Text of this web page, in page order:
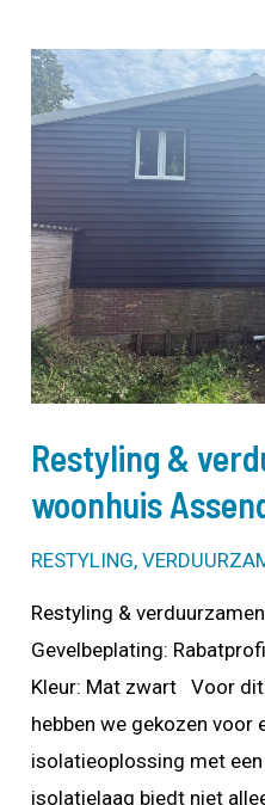
Restyling &
woonhuis
RESTYLING,
Restyling &
Gevelbeplating:
Kleur: Mat zwart Voor
hebben we gekozen voor
isolatieoplossing met
isolatielaag biedt niet